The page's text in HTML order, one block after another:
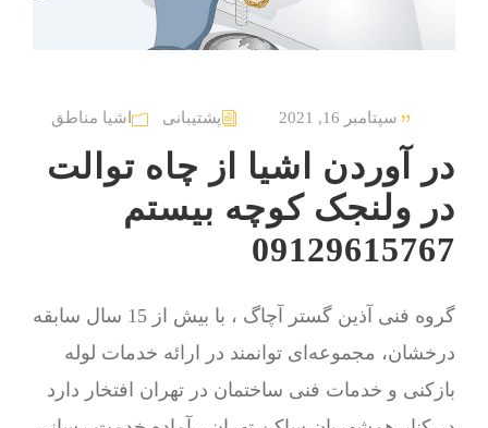
سپتامبر 16, 2021 پشتیبانی اشیا مناطق
در آوردن اشیا از چاه توالت
در ولنجک کوچه بیستم
09129615767
گروه فنی آذین گستر آچاگ ، با بیش از 15 سال سابقه
درخشان، مجموعه‌ای توانمند در ارائه خدمات لوله
بازکنی و خدمات فنی ساختمان در تهران افتخار دارد